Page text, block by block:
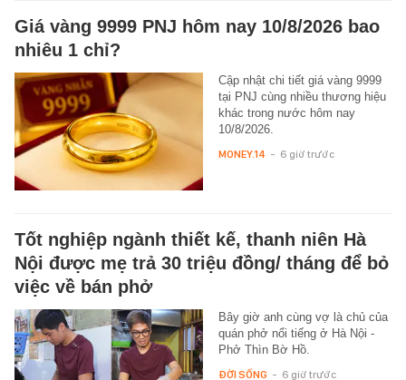
Giá vàng 9999 PNJ hôm nay 10/8/2026 bao
nhiêu 1 chỉ?
Cập nhật chi tiết giá vàng 9999
tại PNJ cùng nhiều thương hiệu
khác trong nước hôm nay
10/8/2026.
MONEY.14 - 6 giờ trước
Tốt nghiệp ngành thiết kế, thanh niên Hà
Nội được mẹ trả 30 triệu đồng/ tháng để bỏ
việc về bán phở
Bây giờ anh cùng vợ là chủ của
quán phở nổi tiếng ở Hà Nội -
Phở Thìn Bờ Hồ.
ĐỜI SỐNG - 6 giờ trước